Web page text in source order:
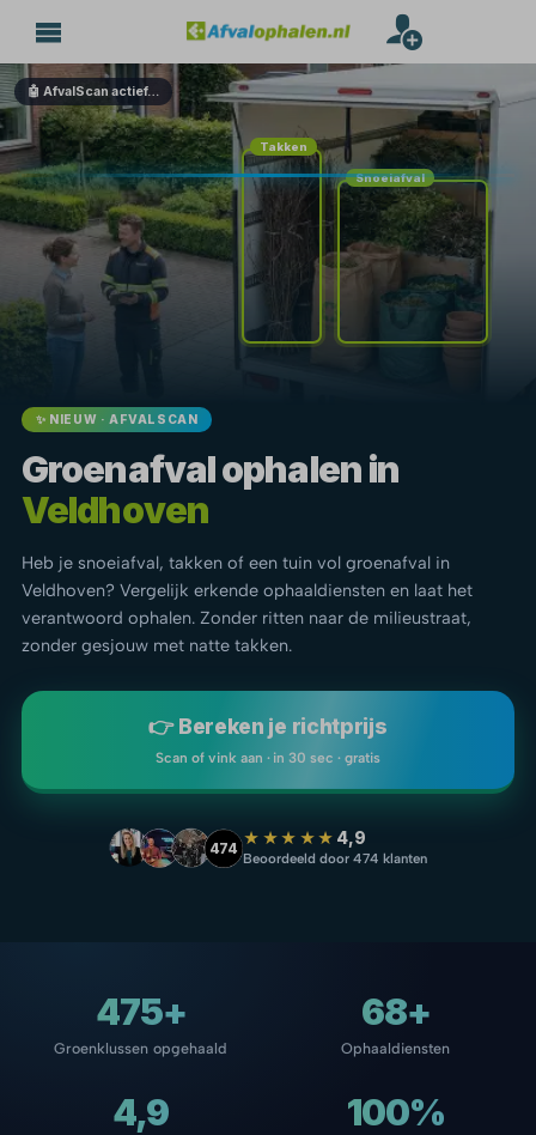
🤖 AfvalScan actief…
Takken
Snoeiafval
✨ NIEUW · AFVALSCAN
Groenafval ophalen in
Veldhoven
Heb je snoeiafval, takken of een tuin vol groenafval in
Veldhoven? Vergelijk erkende ophaaldiensten en laat het
verantwoord ophalen. Zonder ritten naar de milieustraat,
zonder gesjouw met natte takken.
👉 Bereken je richtprijs
Scan of vink aan · in 30 sec · gratis
474 ★★★★★ 4,9
Beoordeeld door 474 klanten
475+
Groenklussen opgehaald
68+
Ophaaldiensten
4,9 100%